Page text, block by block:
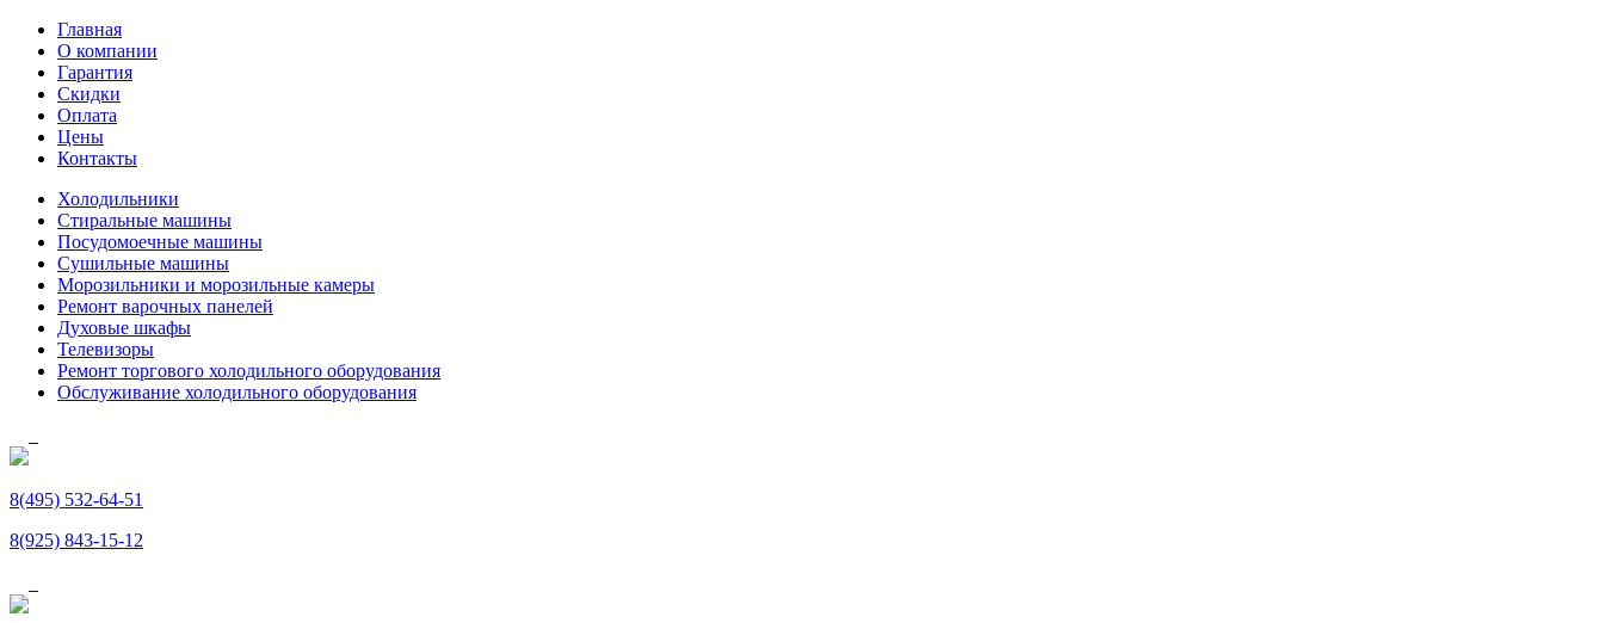
Главная
О компании
Гарантия
Скидки
Оплата
Цены
Контакты
Холодильники
Стиральные машины
Посудомоечные машины
Сушильные машины
Морозильники и морозильные камеры
Ремонт варочных панелей
Духовые шкафы
Телевизоры
Ремонт торгового холодильного оборудования
Обслуживание холодильного оборудования
8(495) 532-64-51
8(925) 843-15-12